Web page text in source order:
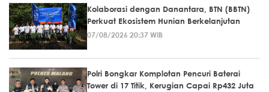
Kolaborasi dengan Danantara, BTN (BBTN)
Perkuat Ekosistem Hunian Berkelanjutan
07/08/2026 20:37 WIB
Polri Bongkar Komplotan Pencuri Baterai
Tower di 17 Titik, Kerugian Capai Rp432 Juta